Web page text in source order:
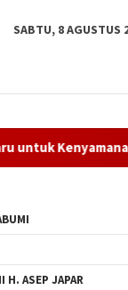
SABTU, 8 AGUSTUS
Belajar
H. ASEP JAPAR